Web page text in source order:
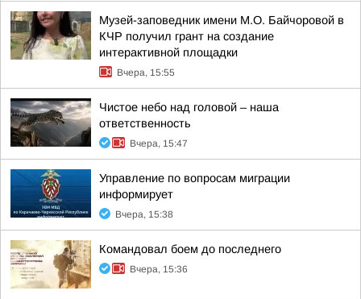
Музей-заповедник имени М.О. Байчоровой в
КЧР получил грант на создание
интерактивной площадки
Вчера, 15:55
Чистое небо над головой – наша
ответственность
Вчера, 15:47
Управление по вопросам миграции
информирует
Вчера, 15:38
Командовал боем до последнего
Вчера, 15:36